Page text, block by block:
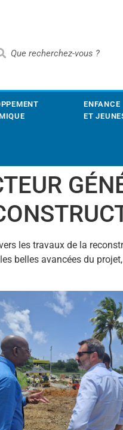
ENFANCE
ET
les travaux de la
belles avancées du